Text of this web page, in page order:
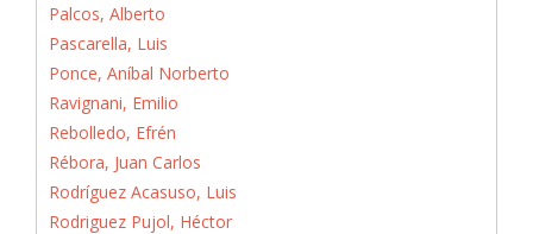
Palcos, Alberto
Pascarella, Luis
Ponce, Aníbal Norberto
Ravignani, Emilio
Rebolledo, Efrén
Rébora, Juan Carlos
Rodríguez Acasuso, Luis
Rodriguez Pujol, Héctor